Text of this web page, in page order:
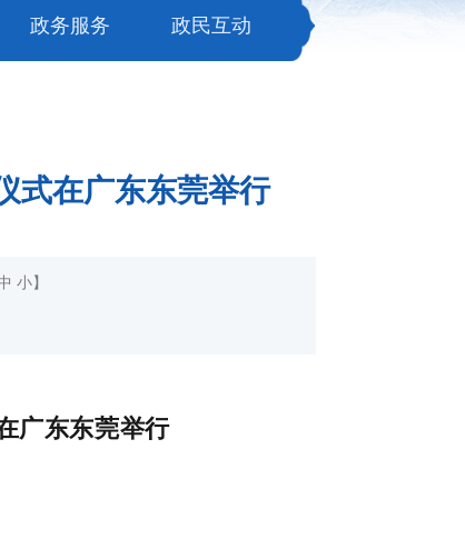
政务服务 政民互动
式在广东东莞举行
小 】
广东东莞举行